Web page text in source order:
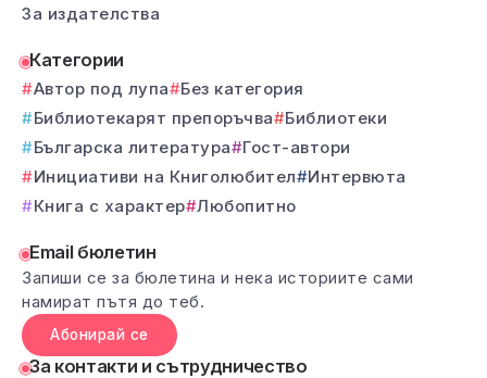
За издателства
Категории
Автор под лупа
Без категория
Библиотекарят препоръчва
Библиотеки
Българска литература
Гост-автори
Инициативи на Книголюбител
Интервюта
Книга с характер Любопитно
Email бюлетин
Запиши се за бюлетина и нека историите сами
намират пътя до теб.
Абонирай се
За контакти и сътрудничество